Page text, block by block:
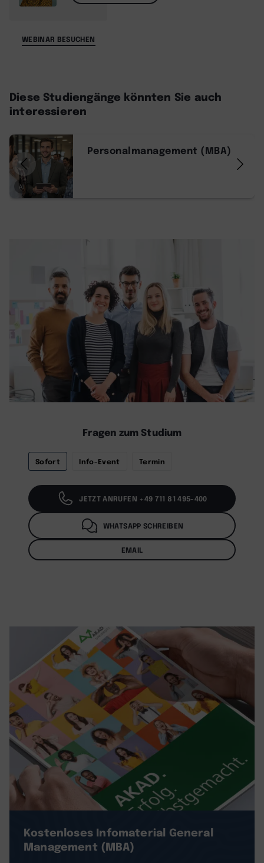
WEBINAR BESUCHEN
Diese Studiengänge könnten Sie auch
interessieren
AI
Personalmanagement (MBA)
Fragen zum Studium
Sofort Info-Event Termin
JETZT ANRUFEN +49 711 81 495-400
WHATSAPP SCHREIBEN
EMAIL
Kostenloses Infomaterial General
Management (MBA)